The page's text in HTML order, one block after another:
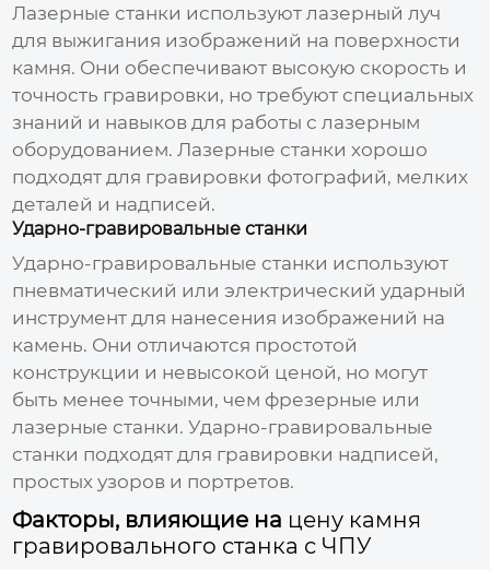
Лазерные станки используют лазерный луч
для выжигания изображений на поверхности
камня. Они обеспечивают высокую скорость и
точность гравировки, но требуют специальных
знаний и навыков для работы с лазерным
оборудованием. Лазерные станки хорошо
подходят для гравировки фотографий, мелких
деталей и надписей.
Ударно-гравировальные станки
Ударно-гравировальные станки используют
пневматический или электрический ударный
инструмент для нанесения изображений на
камень. Они отличаются простотой
конструкции и невысокой ценой, но могут
быть менее точными, чем фрезерные или
лазерные станки. Ударно-гравировальные
станки подходят для гравировки надписей,
простых узоров и портретов.
Факторы, влияющие на цену камня
гравировального станка с ЧПУ